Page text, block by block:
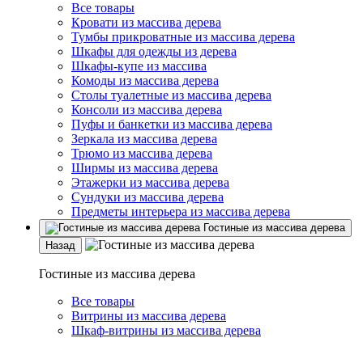
Все товары
Кровати из массива дерева
Тумбы прикроватные из массива дерева
Шкафы для одежды из дерева
Шкафы-купе из массива
Комоды из массива дерева
Столы туалетные из массива дерева
Консоли из массива дерева
Пуфы и банкетки из массива дерева
Зеркала из массива дерева
Трюмо из массива дерева
Ширмы из массива дерева
Этажерки из массива дерева
Сундуки из массива дерева
Предметы интерьера из массива дерева
Гостиные из массива дерева
Назад
Гостиные из массива дерева
Все товары
Витрины из массива дерева
Шкаф-витрины из массива дерева